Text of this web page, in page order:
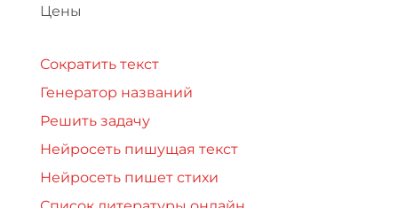
Цены
Сократить текст
Генератор названий
Решить задачу
Нейросеть пишущая текст
Нейросеть пишет стихи